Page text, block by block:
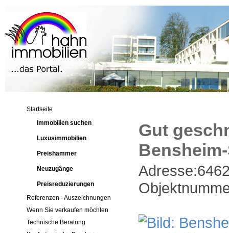
Startseite
Immobilien suchen
Luxusimmobilien
Preishammer
Neuzugänge
Preisreduzierungen
Referenzen - Auszeichnungen
Wenn Sie verkaufen möchten
Technische Beratung
Gut